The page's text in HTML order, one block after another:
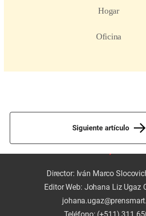
Siguiente artículo
Director: Iván Marco
Editor Web: Johana Liz Ugaz